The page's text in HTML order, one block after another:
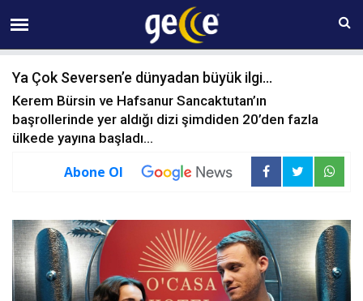
07 AĞUSTOS Cuma 20:59
Ya Çok Seversen’e dünyadan büyük ilgi...
Kerem Bürsin ve Hafsanur Sancaktutan’ın
başrollerinde yer aldığı dizi şimdiden 20’den fazla
ülkede yayına başladı…
Abone Ol